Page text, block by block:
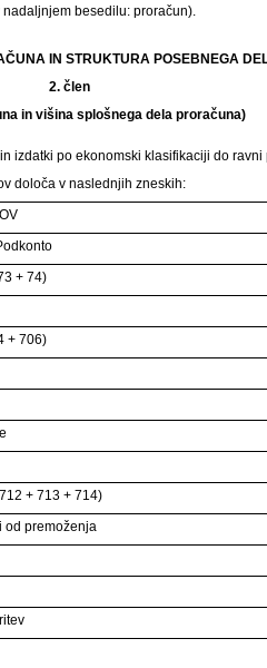
besedilu: proračun).
IN STRUKTURA POSEBNEGA
2. člen
in višina splošnega dela proračuna)
izdatki po ekonomski klasifikaciji do ravni
določa v naslednjih zneskih:
+ 74)
+ 706)
+ 713 + 714)
od premoženja